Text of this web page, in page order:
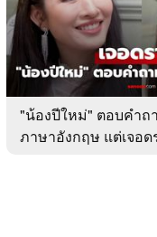
หมวด
บันเทิง
"น้องปีใหม่" ตอบคำถ
ภาษาอังกฤษ แต่เจอ